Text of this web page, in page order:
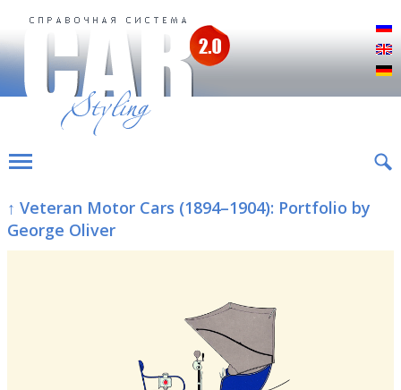
↑ Veteran Motor Cars (1894–1904): Portfolio by
George Oliver